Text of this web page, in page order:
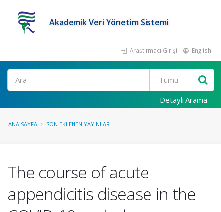
Akademik Veri Yönetim Sistemi
Araştırmacı Girişi English
Ara
Detaylı Arama
ANA SAYFA SON EKLENEN YAYINLAR
The course of acute
appendicitis disease in the